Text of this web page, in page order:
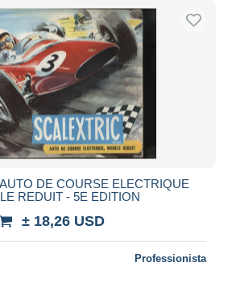
Aggiorna
DE COURSE ELECTRIQUE
REDUIT - 5E EDITION
± 18,26 USD
Professionista